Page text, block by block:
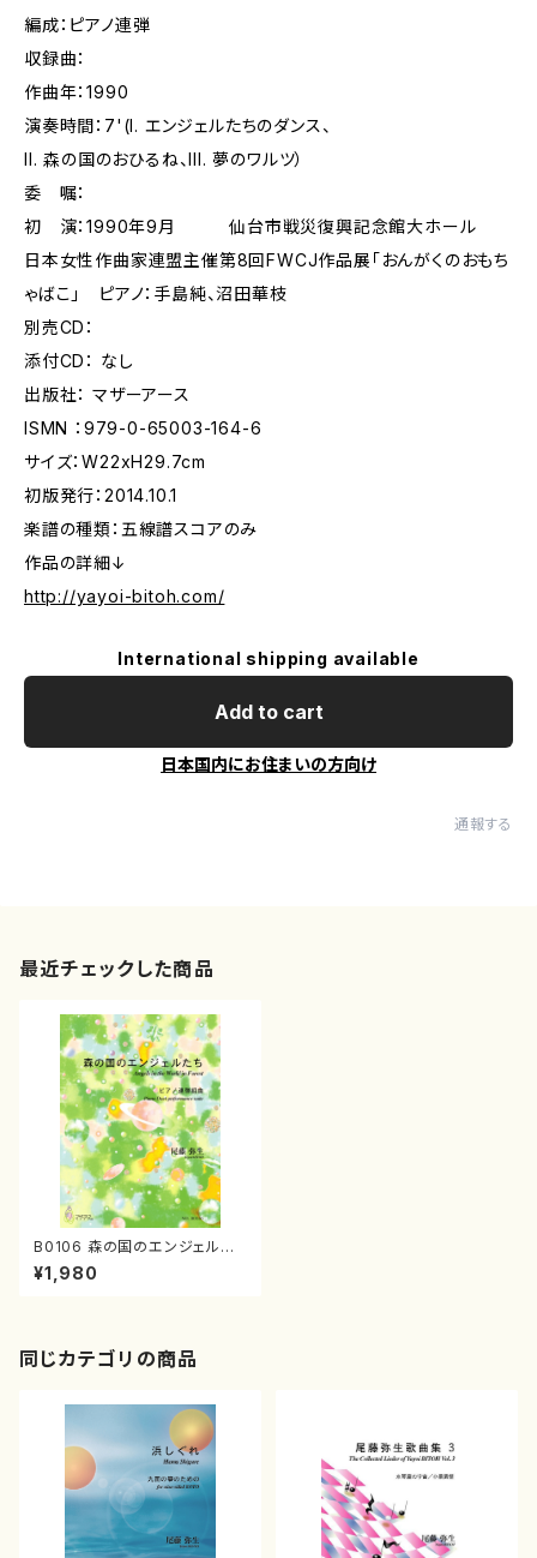
編成：ピアノ連弾
収録曲：
作曲年：1990
演奏時間：7'(I. エンジェルたちのダンス、
II. 森の国のおひるね、III. 夢のワルツ）
委 嘱：
初 演：1990年9月 仙台市戦災復興記念館大ホール
日本女性作曲家連盟主催第8回FWCJ作品展「おんがくのおもち
ゃばこ」 ピアノ：手島純、沼田華枝
別売CD：
添付CD： なし
出版社： マザーアース
ISMN ：979-0-65003-164-6
サイズ：W22xH29.7cm
初版発行：2014.10.1
楽譜の種類：五線譜スコアのみ
作品の詳細↓
http://yayoi-bitoh.com/
International shipping available
Add to cart
日本国内にお住まいの方向け
通報する
最近チェックした商品
B0106 森の国のエンジェルた
ち（ピアノ連弾/尾藤弥生/楽譜）
¥1,980
同じカテゴリの商品